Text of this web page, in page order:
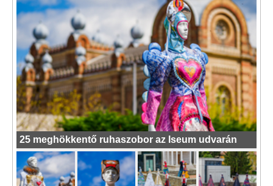
25 meghökkentő ruhaszobor az Iseum udvarán